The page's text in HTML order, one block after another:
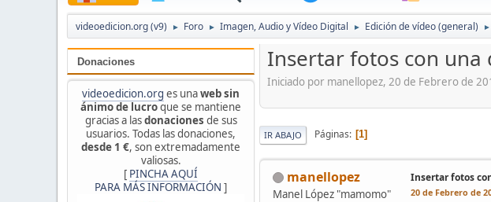
videoedicion.org (v9) ► Foro ► Imagen, Audio y Vídeo Digital ► Edición de vídeo (general) ►
Donaciones
videoedicion.org es unaweb sin
ánimo de lucroque se mantiene
gracias a lasdonaciones de sus
usuarios. Todas las donaciones,
desde 1 €, son extremadamente
valiosas.
[ PINCHA AQUÍ
PARA MÁS INFORMACIÓN ]
Insertar fotos con
Iniciado por manellopez, 20 de Febrero de
IR ABAJO Páginas 1
manellopez
Manel López "mamomo"
Insertar fotos
20 de Febrero de